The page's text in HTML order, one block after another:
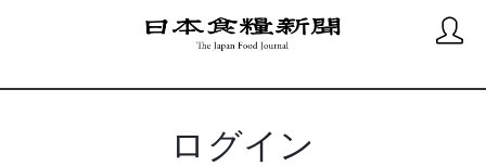
ログイン